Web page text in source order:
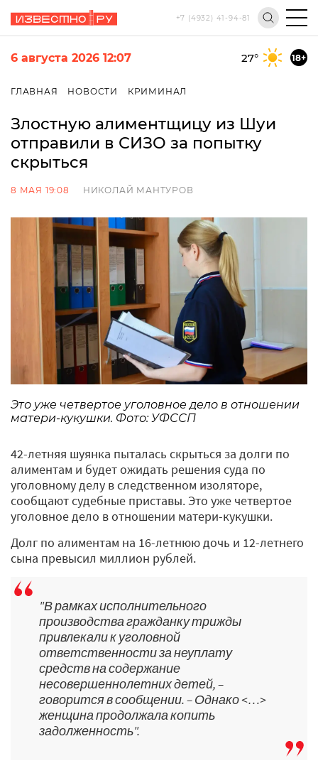
+7 (4932) 41-94-81
6 августа 2026 12:07 27° 18+
ГЛАВНАЯ НОВОСТИ КРИМИНАЛ
Злостную алиментщицу из Шуи
отправили в СИЗО за попытку
скрыться
8 МАЯ 19:08 НИКОЛАЙ МАНТУРОВ
Это уже четвертое уголовное дело в отношении
матери-кукушки. Фото: УФССП
42-летняя шуянка пыталась скрыться за долги по
алиментам и будет ожидать решения суда по
уголовному делу в следственном изоляторе,
сообщают судебные приставы. Это уже четвертое
уголовное дело в отношении матери-кукушки.
Долг по алиментам на 16-летнюю дочь и 12-летнего
сына превысил миллион рублей.
"В рамках исполнительного
производства гражданку трижды
привлекали к уголовной
ответственности за неуплату
средств на содержание
несовершеннолетних детей, –
говорится в сообщении. – Однако <…>
женщина продолжала копить
задолженность".